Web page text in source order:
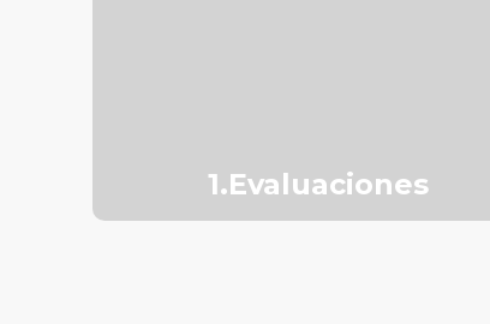
1.Evaluaciones